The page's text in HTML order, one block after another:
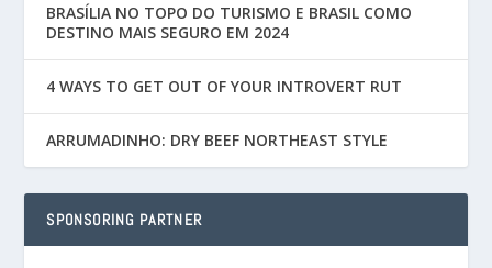
BRASÍLIA NO TOPO DO TURISMO E BRASIL COMO
DESTINO MAIS SEGURO EM 2024
4 WAYS TO GET OUT OF YOUR INTROVERT RUT
ARRUMADINHO: DRY BEEF NORTHEAST STYLE
SPONSORING PARTNER